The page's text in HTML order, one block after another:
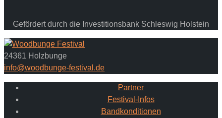
Gefördert durch die Investitionsbank Schleswig Holstein
24361 Holzbunge
info@woodbunge-festival.de
Partner
Festival-Infos
Bandkonditionen